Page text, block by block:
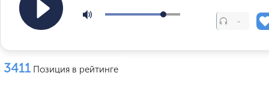
-
3411 Позиция в рейтинге